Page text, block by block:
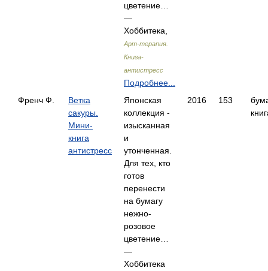
цветение…
—
Хоббитека,
Арт-терапия.
Книга-
антистресс
Подробнее...
Френч Ф.
Ветка
сакуры.
Мини-
книга
антистресс
Японская
коллекция -
изысканная
и
утонченная.
Для тех, кто
готов
перенести
на бумагу
нежно-
розовое
цветение…
—
Хоббитека
2016 153